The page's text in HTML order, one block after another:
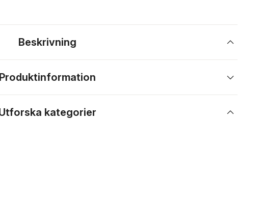
Beskrivning
Produktinformation
kategorier